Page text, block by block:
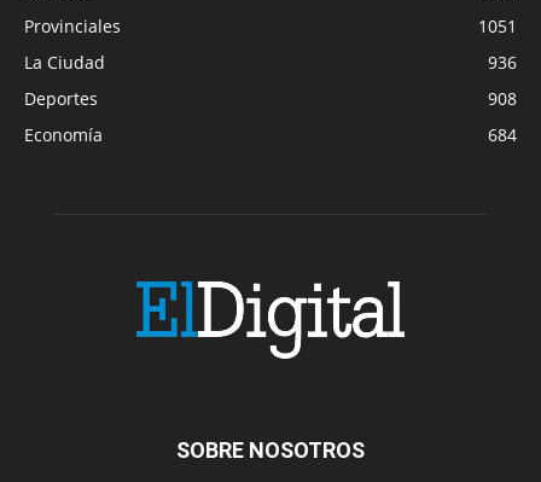
Provinciales
1051
La Ciudad
936
Deportes
908
Economía
684
SOBRE NOSOTROS